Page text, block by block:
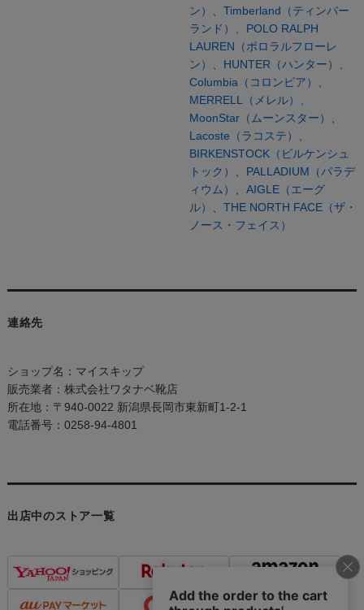
ン）、 Timberland（ティンバー
ランド）、 POLO RALPH
LAUREN（ポロラルフローレ
ン）、 HUNTER（ハンター）、
Columbia（コロンビア）、
MERRELL（メレル）、
MoonStar（ムーンスター）
Lacoste（ラコステ）
BIRKENSTOCK（ビルケンシュ
トック）
PALLADIUM（パラデ
ィウム）
AIGLE（エーグ
ル）
THE NORTH FACE（ザ・
ノース・フェイス）
連絡先
ショップ名：マイスキップ
販売業者：株式会社ワタナベ靴店
所在地：〒940-0022 新潟県長岡市東新町1-2-1
電話番号：0258-94-4801
出店中のストア一覧